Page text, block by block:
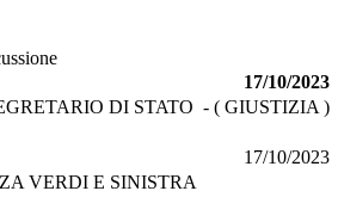
17/10/2023
DI STATO - ( GIUSTIZIA )
17/10/2023
VERDI E SINISTRA